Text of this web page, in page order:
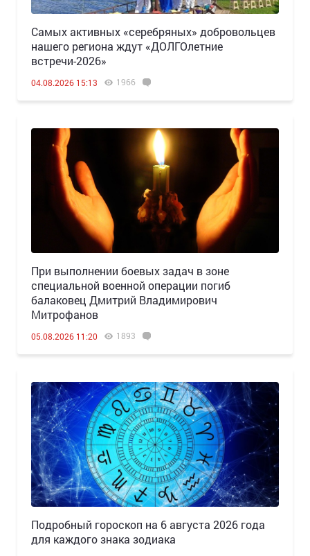
Самых активных «серебряных» добровольцев
нашего региона ждут «ДОЛГОлетние
встречи-2026»
04.08.2026 15:13 1966
При выполнении боевых задач в зоне
специальной военной операции погиб
балаковец Дмитрий Владимирович
Митрофанов
05.08.2026 11:20 1893
Подробный гороскоп на 6 августа 2026 года
для каждого знака зодиака